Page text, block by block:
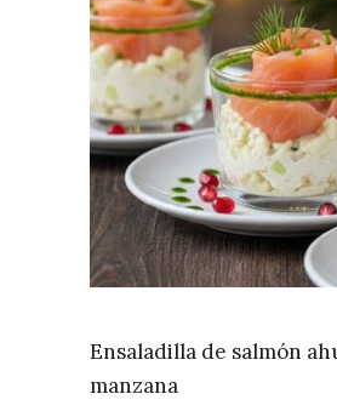
ÚNETE A LA NEWSLETTER
RECOMENDACIONES
Ensaladilla de salmón
manzana